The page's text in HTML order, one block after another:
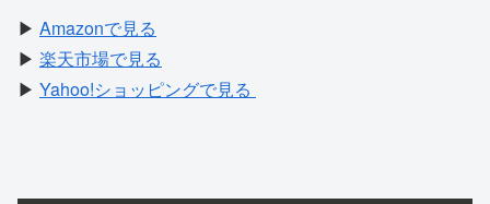
▶ Amazonで見る
▶ 楽天市場で見る
▶ Yahoo!ショッピングで見る